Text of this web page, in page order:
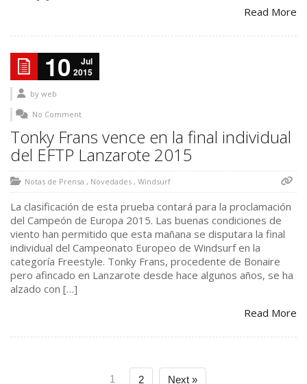
Read More
10
Jul
2015
by web
No Comment
Tonky Frans vence en la final individual
del EFTP Lanzarote 2015
Notas de Prensa , Novedades , Windsurf
La clasificación de esta prueba contará para la proclamación
del Campeón de Europa 2015. Las buenas condiciones de
viento han permitido que esta mañana se disputara la final
individual del Campeonato Europeo de Windsurf en la
categoría Freestyle. Tonky Frans, procedente de Bonaire
pero afincado en Lanzarote desde hace algunos años, se ha
alzado con […]
Read More
1 2 Next »